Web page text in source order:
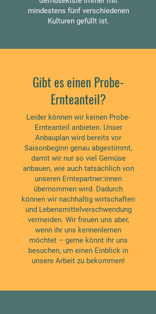
mindestens fünf verschiedenen
Kulturen gefüllt ist.
Gibt es einen Probe-
Ernteanteil?
Leider können wir keinen Probe-
Ernteanteil anbieten. Unser
Anbauplan wird bereits vor
Saisonbeginn genau abgestimmt,
damit wir nur so viel Gemüse
anbauen, wie auch tatsächlich von
unseren Erntepartner:innen
übernommen wird. Dadurch
können wir nachhaltig wirtschaften
und Lebensmittelverschwendung
vermeiden. Wir freuen uns aber,
wenn ihr uns kennenlernen
möchtet – gerne könnt ihr uns
besuchen, um einen Einblick in
unsere Arbeit zu bekommen!